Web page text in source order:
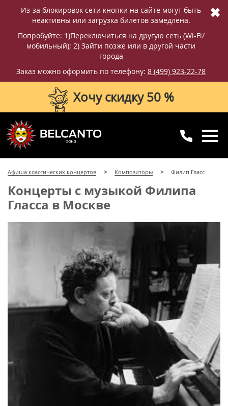
Из-за блокировок сети кнопки на сайте могут быть
неактивны или загрузка билетов замедлена.
Попробуйте: 1)Переключиться на другую сеть (Wi-Fi/
мобильный); 2) Зайти позже или в другой части
города
Заказ можно оформить по телефону: 8 (499) 923-22-78
✖
Хочу скидку 50 %
8 (499) 923-22-78
8 (800) 770-09-71
Афиша классических концертов Композиторы Филип Гласс
Концерты с музыкой Филипа
Гласса в Москве